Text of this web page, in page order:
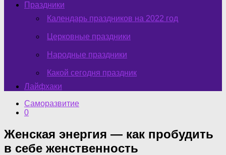
Праздники
Календарь праздников на 2022 год
Церковные праздники
Народные праздники
Какой сегодня праздник
Лайфхаки
Саморазвитие
0
Женская энергия — как пробудить
в себе женственность